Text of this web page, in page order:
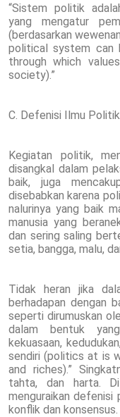
“Sistem politik
yang mengatur
(berdasarkan
political system can
through which
society).”
C. Defenisi Ilmu
Kegiatan politik,
disangkal dalam
baik, juga
disebabkan karena
nalurinya yang baik
manusia yang
dan sering saling
setia, bangga, malu,
Tidak heran jika
berhadapan dengan
seperti dirumuskan
dalam bentuk
kekuasaan,
sendiri (politics at is
and riches).”
tahta, dan harta.
menguraikan defenisi
konflik dan konsensus.